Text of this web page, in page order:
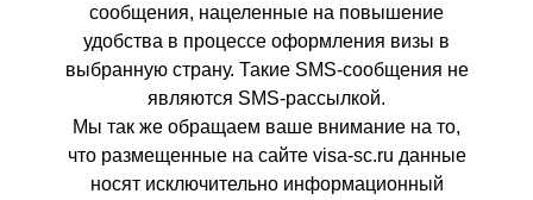
сообщения, нацеленные на повышение
удобства в процессе оформления визы в
выбранную страну. Такие SMS-сообщения не
являются SMS-рассылкой.
Мы так же обращаем ваше внимание на то,
что размещенные на сайте visa-sc.ru данные
носят исключительно информационный